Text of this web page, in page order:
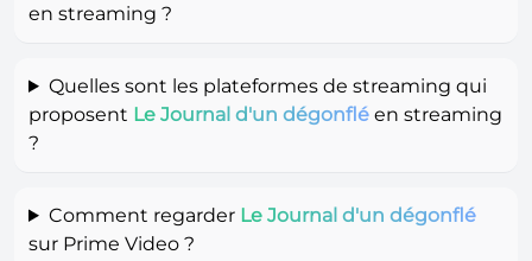
en streaming ?
Quelles sont les plateformes de streaming qui
proposent Le Journal d'un dégonflé en streaming
?
Comment regarder Le Journal d'un dégonflé
sur Prime Video ?